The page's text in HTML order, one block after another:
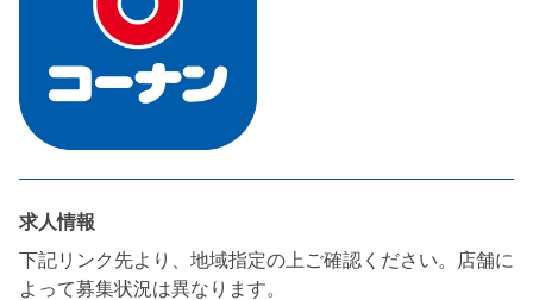
求人情報
下記リンク先より、地域指定の上ご確認ください。店舗に
よって募集状況は異なります。